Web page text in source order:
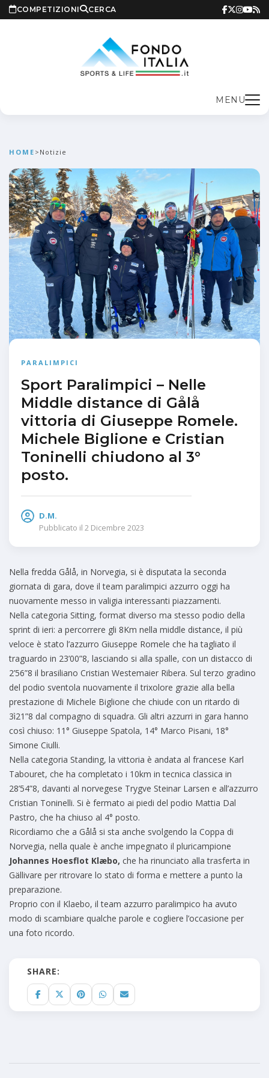
COMPETIZIONI CERCA
MENU
HOME > Notizie
PARALIMPICI
Sport Paralimpici – Nelle
Middle distance di Gålå
vittoria di Giuseppe Romele.
Michele Biglione e Cristian
Toninelli chiudono al 3°
posto.
D.M.
Pubblicato il 2 Dicembre 2023
Nella fredda Gålå, in Norvegia, si è disputata la seconda
giornata di gara, dove il team paralimpici azzurro oggi ha
nuovamente messo in valigia interessanti piazzamenti.
Nella categoria Sitting, format diverso ma stesso podio della
sprint di ieri: a percorrere gli 8Km nella middle distance, il più
veloce è stato l’azzurro Giuseppe Romele che ha tagliato il
traguardo in 23’00”8, lasciando si alla spalle, con un distacco di
2’56”8 il brasiliano Cristian Westemaier Ribera. Sul terzo gradino
del podio sventola nuovamente il trixolore grazie alla bella
prestazione di Michele Biglione che chiude con un ritardo di
3ì21”8 dal compagno di squadra. Gli altri azzurri in gara hanno
così chiuso: 11° Giuseppe Spatola, 14° Marco Pisani, 18°
Simone Ciulli.
Nella categoria Standing, la vittoria è andata al francese Karl
Tabouret, che ha completato i 10km in tecnica classica in
28’54”8, davanti al norvegese Trygve Steinar Larsen e all’azzurro
Cristian Toninelli. Si è fermato ai piedi del podio Mattia Dal
Pastro, che ha chiuso al 4° posto.
Ricordiamo che a Gålå si sta anche svolgendo la Coppa di
Norvegia, nella quale è anche impegnato il pluricampione
Johannes Hoesflot Klæbo, che ha rinunciato alla trasferta in
Gällivare per ritrovare lo stato di forma e mettere a punto la
preparazione.
Proprio con il Klaebo, il team azzurro paralimpico ha avuto
modo di scambiare qualche parole e cogliere l’occasione per
una foto ricordo.
SHARE: